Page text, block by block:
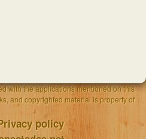
with the applications mentioned on this
and copyrighted material is property of
policy